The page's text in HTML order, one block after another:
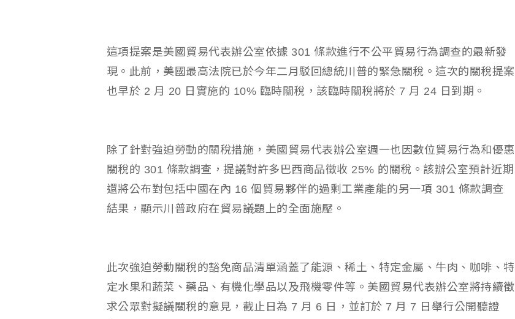
這項提案是美國貿易代表辦公室依據 301 條款進行不公平貿易行為調查的最新發
現。此前，美國最高法院已於今年二月駁回總統川普的緊急關稅。這次的關稅提案
也早於 2 月 20 日實施的 10% 臨時關稅，該臨時關稅將於 7 月 24 日到期。
除了針對強迫勞動的關稅措施，美國貿易代表辦公室週一也因數位貿易行為和優惠
關稅的 301 條款調查，提議對許多巴西商品徵收 25% 的關稅。該辦公室預計近期
還將公布對包括中國在內 16 個貿易夥伴的過剩工業產能的另一項 301 條款調查
結果，顯示川普政府在貿易議題上的全面施壓。
此次強迫勞動關稅的豁免商品清單涵蓋了能源、稀土、特定金屬、牛肉、咖啡、特
定水果和蔬菜、藥品、有機化學品以及飛機零件等。美國貿易代表辦公室將持續徵
求公眾對擬議關稅的意見，截止日為 7 月 6 日，並訂於 7 月 7 日舉行公開聽證